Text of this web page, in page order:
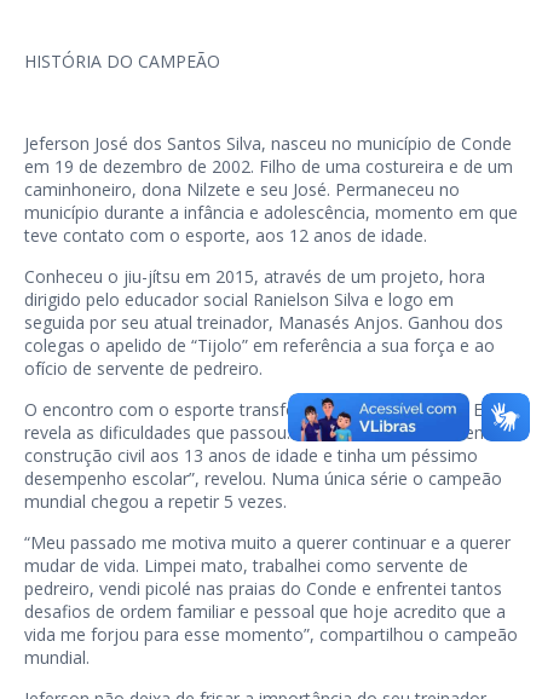
HISTÓRIA DO CAMPEÃO
Jeferson José dos Santos Silva, nasceu no município de Conde
em 19 de dezembro de 2002. Filho de uma costureira e de um
caminhoneiro, dona Nilzete e seu José. Permaneceu no
município durante a infância e adolescência, momento em que
teve contato com o esporte, aos 12 anos de idade.
Conheceu o jiu-jítsu em 2015, através de um projeto, hora
dirigido pelo educador social Ranielson Silva e logo em
seguida por seu atual treinador, Manasés Anjos. Ganhou dos
colegas o apelido de “Tijolo” em referência a sua força e ao
ofício de servente de pedreiro.
O encontro com o esporte transformou a vida do atleta. Ele
revela as dificuldades que passou: “Comecei a trabalhar em
construção civil aos 13 anos de idade e tinha um péssimo
desempenho escolar”, revelou. Numa única série o campeão
mundial chegou a repetir 5 vezes.
“Meu passado me motiva muito a querer continuar e a querer
mudar de vida. Limpei mato, trabalhei como servente de
pedreiro, vendi picolé nas praias do Conde e enfrentei tantos
desafios de ordem familiar e pessoal que hoje acredito que a
vida me forjou para esse momento”, compartilhou o campeão
mundial.